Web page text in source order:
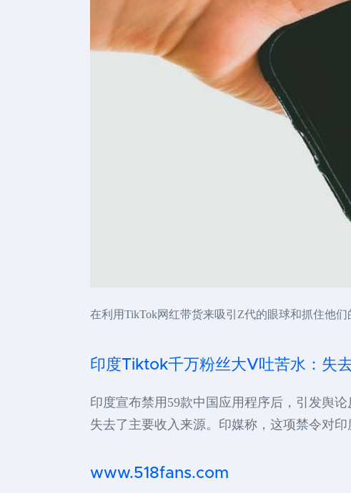
在利用TikTok网红带货来吸引Z代的眼球和抓住他
印度Tiktok千万粉丝大V吐苦水：失
印度宣布禁用59款中国应用程序后，引发舆
失去了主要收入来源。印媒称，这项禁令对
www.518fans.com